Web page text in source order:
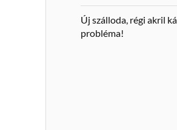
Új szálloda, régi akril
probléma!